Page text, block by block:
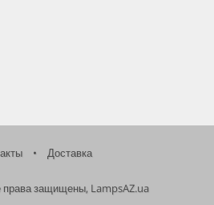
• Доставка
защищены, LampsAZ.ua